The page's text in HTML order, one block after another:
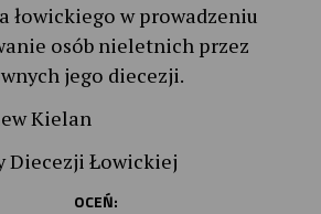
łowickiego w prowadzeniu
osób nieletnich przez
jego diecezji.
Kielan
Diecezji Łowickiej
OCEŃ: